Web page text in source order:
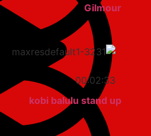
Gilmour
00:02:33
kobi balulu stand up